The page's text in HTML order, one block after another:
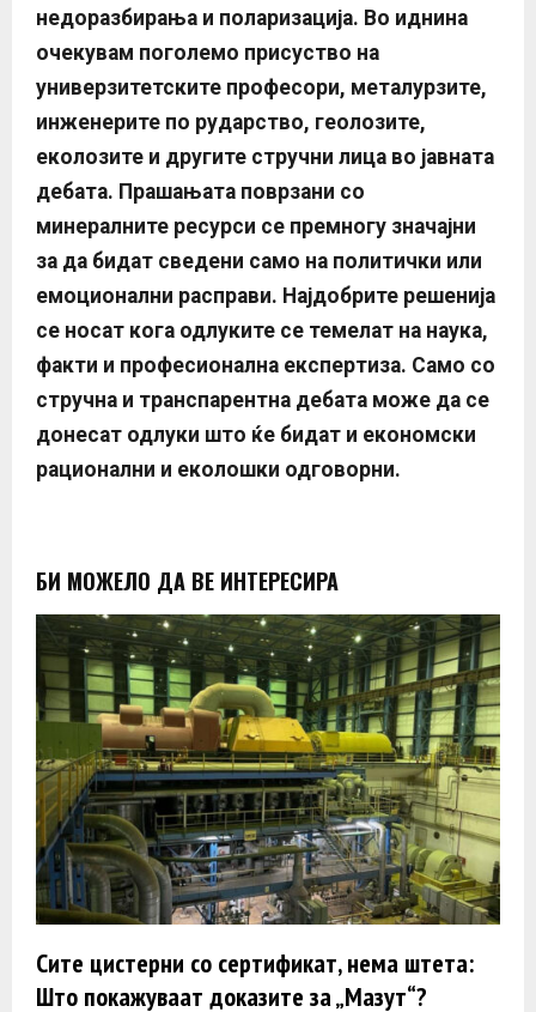
недоразбирања и поларизација. Во иднина
очекувам поголемо присуство на
универзитетските професори, металурзите,
инженерите по рударство, геолозите,
еколозите и другите стручни лица во јавната
дебата. Прашањата поврзани со
минералните ресурси се премногу значајни
за да бидат сведени само на политички или
емоционални расправи. Најдобрите решенија
се носат кога одлуките се темелат на наука,
факти и професионална експертиза. Само со
стручна и транспарентна дебата може да се
донесат одлуки што ќе бидат и економски
рационални и еколошки одговорни.
БИ МОЖЕЛО ДА ВЕ ИНТЕРЕСИРА
Сите цистерни со сертификат, нема штета:
Што покажуваат доказите за „Мазут“?